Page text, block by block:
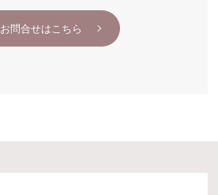
お問合せはこちら